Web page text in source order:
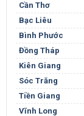
Cần Thơ
Bạc Liêu
Bình Phước
Đồng Tháp
Kiên Giang
Sóc Trăng
Tiền Giang
Vĩnh Long